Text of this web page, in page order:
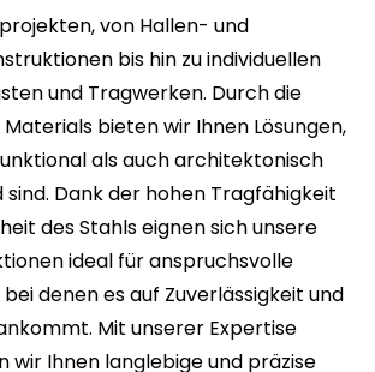
von Hallen- und
bis hin zu individuellen
und Tragwerken. Durch die
bieten wir Ihnen Lösungen,
als auch architektonisch
Dank der hohen Tragfähigkeit
des Stahls eignen sich unsere
ideal für anspruchsvolle
denen es auf Zuverlässigkeit und
Mit unserer Expertise
wir Ihnen langlebige und präzise